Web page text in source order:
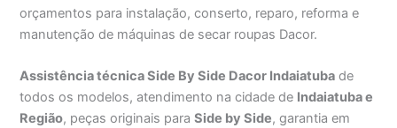
orçamentos para instalação, conserto, reparo, reforma e
manutenção de máquinas de secar roupas Dacor.
Assistência técnica Side By Side Dacor Indaiatuba de
todos os modelos, atendimento na cidade de Indaiatuba e
Região, peças originais paraSide by Side, garantia em